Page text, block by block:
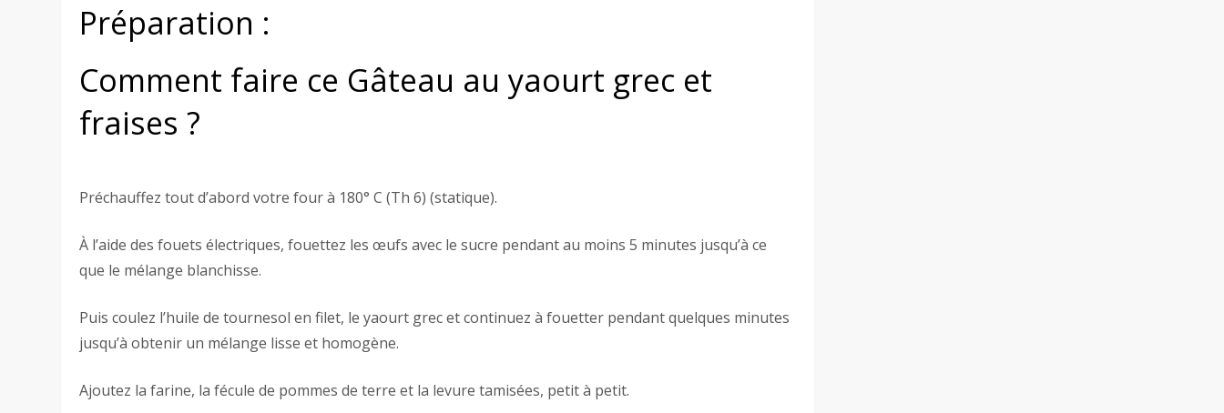
Préparation :
Comment faire ce Gâteau au yaourt grec et
fraises ?
Préchauffez tout d’abord votre four à 180° C (Th 6) (statique).
À l’aide des fouets électriques, fouettez les œufs avec le sucre pendant au moins 5 minutes jusqu’à ce
que le mélange blanchisse.
Puis coulez l’huile de tournesol en filet, le yaourt grec et continuez à fouetter pendant quelques minutes
jusqu’à obtenir un mélange lisse et homogène.
Ajoutez la farine, la fécule de pommes de terre et la levure tamisées, petit à petit.